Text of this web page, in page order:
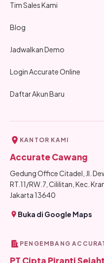
Tim Sales Kami
Blog
Jadwalkan Demo
Login Accurate Online
Daftar Akun Baru
KANTOR KAMI
Accurate Cawang
Gedung Office Citadel, Jl.
RT.11/RW.7, Cililitan, Kec.
Jakarta 13640
Buka di Google Maps
PENGEMBANG
PT Cipta Piranti